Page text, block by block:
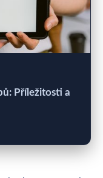
Příležitosti a